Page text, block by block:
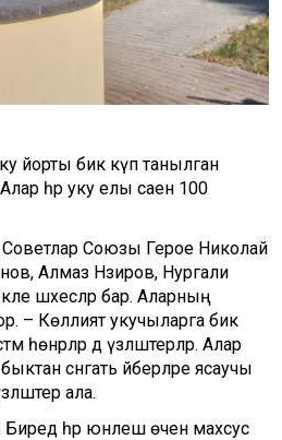
йорты бик күп танылган
һәр уку елы саен 100
Советлар Союзы Герое Николай
Алмаз Нәзиров, Нургали
шәхесләр бар. Аларның
– Көллият укучыларга бик
дә үзләштерәләр. Алар
сәнгать әйберләре ясаучы
ала.
һәр юнәлеш өчен махсус